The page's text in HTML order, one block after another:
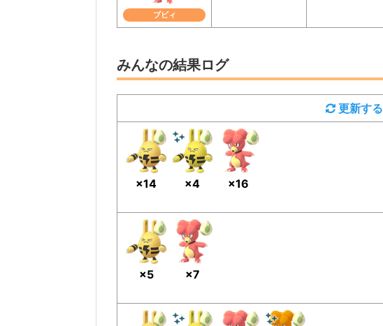
ブビィ
みんなの結果ログ
更新する
×14 ×4 ×16
×5 ×7